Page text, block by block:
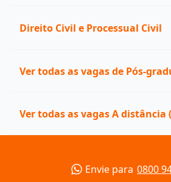
Direito Civil e Processual Civil
Envie para 0800